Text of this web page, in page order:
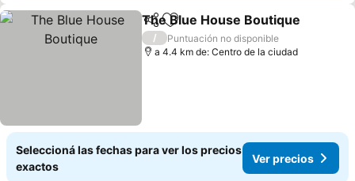
CompartirAñadir a favoritos
The Blue House Boutique
/
Puntuación no disponible
a 4.4 km de: Centro de la ciudad
Seleccioná las fechas para ver los precios
exactos
Ver precios